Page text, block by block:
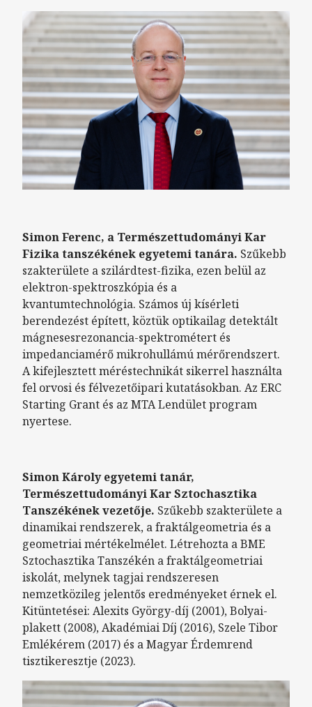
Simon Ferenc, a Természettudományi Kar
Fizika tanszékének egyetemi tanára. Szűkebb
szakterülete a szilárdtest-fizika, ezen belül az
elektron-spektroszkópia és a
kvantumtechnológia. Számos új kísérleti
berendezést épített, köztük optikailag detektált
mágnesesrezonancia-spektrométert és
impedanciamérő mikrohullámú mérőrendszert.
A kifejlesztett méréstechnikát sikerrel használta
fel orvosi és félvezetőipari kutatásokban. Az ERC
Starting Grant és az MTA Lendület program
nyertese.
Simon Károly egyetemi tanár,
Természettudományi Kar Sztochasztika
Tanszékének vezetője. Szűkebb szakterülete a
dinamikai rendszerek, a fraktálgeometria és a
geometriai mértékelmélet. Létrehozta a BME
Sztochasztika Tanszékén a fraktálgeometriai
iskolát, melynek tagjai rendszeresen
nemzetközileg jelentős eredményeket érnek el.
Kitüntetései: Alexits György-díj (2001), Bolyai-
plakett (2008), Akadémiai Díj (2016), Szele Tibor
Emlékérem (2017) és a Magyar Érdemrend
tisztikeresztje (2023).